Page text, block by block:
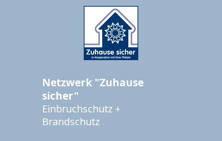
Netzwerk "Zuhause
sicher"
Einbruchschutz +
Brandschutz